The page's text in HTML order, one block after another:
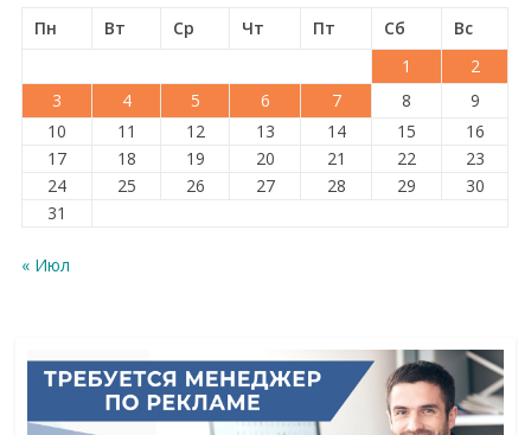
Пн
Вт Ср Чт Пт Сб
Вс
1
2
3
4 5 6 7 8
9
10
11 12 13 14 15
16
17
18 19 20 21 22
23
24
25 26 27 28 29
30
31
« Июл